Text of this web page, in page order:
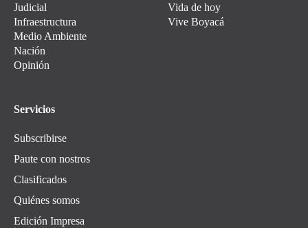
Judicial
Infraestructura
Medio Ambiente
Nación
Opinión
Vida de hoy
Vive Boyacá
Servicios
Subscribirse
Paute con nostros
Clasificados
Quiénes somos
Edición Impresa